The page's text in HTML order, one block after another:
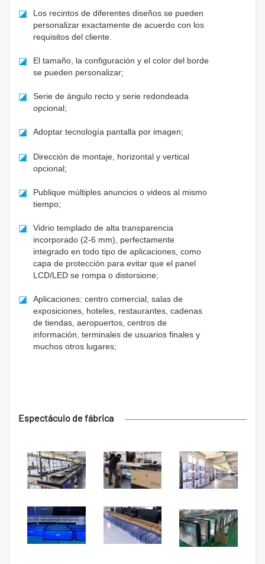
◪
Los recintos de diferentes diseños se pueden
personalizar exactamente de acuerdo con los
requisitos del cliente.
◪
El tamaño, la configuración y el color del borde
se pueden personalizar;
◪
Serie de ángulo recto y serie redondeada
opcional;
◪ Adoptar tecnología pantalla por imagen;
◪
Dirección de montaje, horizontal y vertical
opcional;
◪
Publique múltiples anuncios o videos al mismo
tiempo;
◪
Vidrio templado de alta transparencia
incorporado (2-6 mm), perfectamente
integrado en todo tipo de aplicaciones, como
capa de protección para evitar que el panel
LCD/LED se rompa o distorsione;
◪
Aplicaciones: centro comercial, salas de
exposiciones, hoteles, restaurantes, cadenas
de tiendas, aeropuertos, centros de
información, terminales de usuarios finales y
muchos otros lugares;
Espectáculo de fábrica